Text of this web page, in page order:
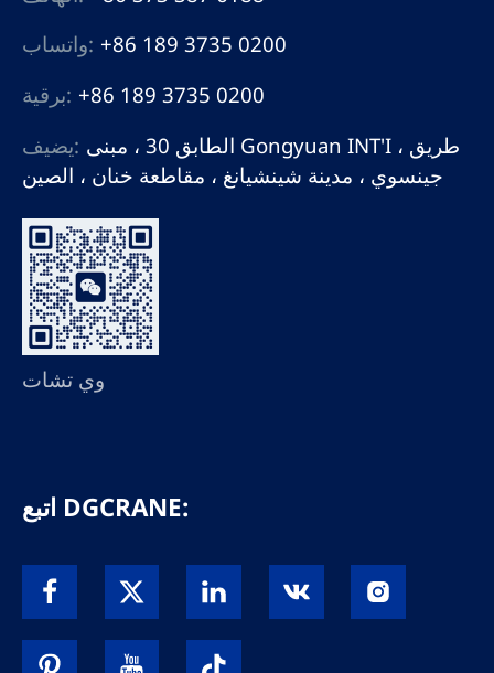
واتساب: +86 189 3735 0200
برقية: +86 189 3735 0200
يضيف: الطابق 30 ، مبنى Gongyuan INT'I ، طريق
جينسوي ، مدينة شينشيانغ ، مقاطعة خنان ، الصين
وي تشات
اتبع DGCRANE: